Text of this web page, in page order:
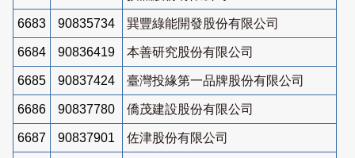
6683 90835734 巽豐綠能開發股份有限公司
6684 90836419 本善研究股份有限公司
6685 90837424 臺灣投緣第一品牌股份有限公司
6686 90837780 僑茂建設股份有限公司
6687 90837901 佐津股份有限公司